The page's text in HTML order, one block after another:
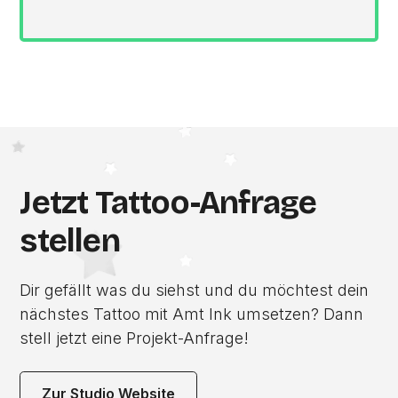
Jetzt Tattoo-Anfrage
stellen
Dir gefällt was du siehst und du möchtest dein
nächstes Tattoo mit Amt Ink umsetzen? Dann
stell jetzt eine Projekt-Anfrage!
Zur Studio Website